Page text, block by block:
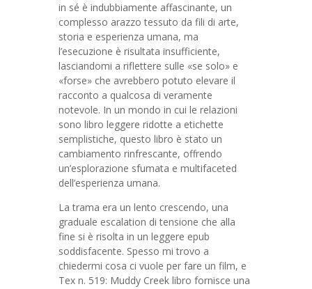
in sé è indubbiamente affascinante, un
complesso arazzo tessuto da fili di arte,
storia e esperienza umana, ma
l’esecuzione è risultata insufficiente,
lasciandomi a riflettere sulle «se solo» e
«forse» che avrebbero potuto elevare il
racconto a qualcosa di veramente
notevole. In un mondo in cui le relazioni
sono libro leggere ridotte a etichette
semplistiche, questo libro è stato un
cambiamento rinfrescante, offrendo
un’esplorazione sfumata e multifaceted
dell’esperienza umana.
La trama era un lento crescendo, una
graduale escalation di tensione che alla
fine si è risolta in un leggere epub
soddisfacente. Spesso mi trovo a
chiedermi cosa ci vuole per fare un film, e
Tex n. 519: Muddy Creek libro fornisce una